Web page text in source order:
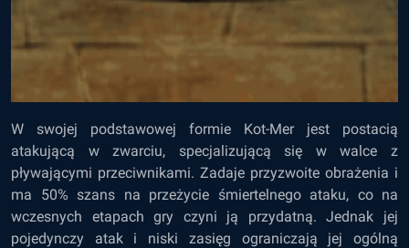
W swojej podstawowej formie Kot-Mer jest postacią
atakującą w zwarciu, specjalizującą się w walce z
pływającymi przeciwnikami. Zadaje przyzwoite obrażenia i
ma 50% szans na przeżycie śmiertelnego ataku, co na
wczesnych etapach gry czyni ją przydatną. Jednak jej
pojedynczy atak i niski zasięg ograniczają jej ogólną